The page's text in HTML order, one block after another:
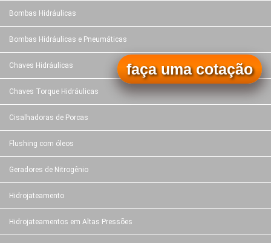
Bombas Hidráulicas
Bombas Hidráulicas e Pneumáticas
Chaves Hidráulicas
Chaves Torque Hidráulicas
Cisalhadoras de Porcas
Flushing com óleos
Geradores de Nitrogênio
Hidrojateamento
Hidrojateamentos em Altas Pressões
faça uma cotação